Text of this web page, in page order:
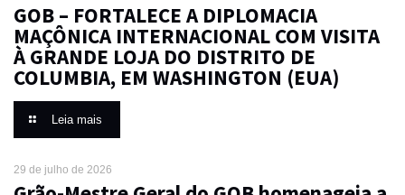
GOB – FORTALECE A DIPLOMACIA
MAÇÔNICA INTERNACIONAL COM VISITA
À GRANDE LOJA DO DISTRITO DE
COLUMBIA, EM WASHINGTON (EUA)
Leia mais
29 de julho de 2026